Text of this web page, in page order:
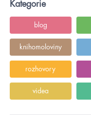
Kategorie
blog
knihomoloviny
rozhovory
videa